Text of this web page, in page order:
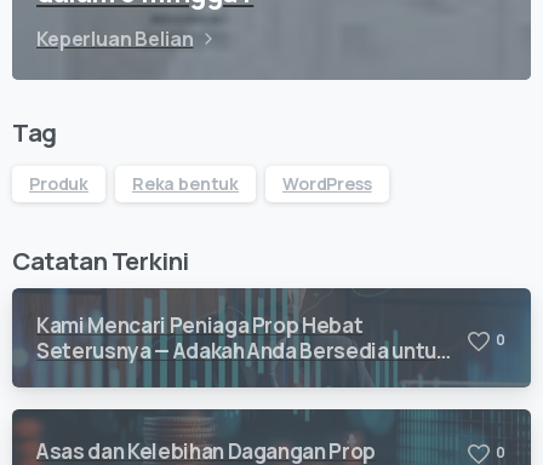
Keperluan Belian
Tag
Produk Reka bentuk WordPress
Catatan Terkini
Kami Mencari Peniaga Prop Hebat
Seterusnya — Adakah Anda Bersedia untuk
Berdagang dengan Vision Quant?
0
Asas dan Kelebihan Dagangan Prop 0